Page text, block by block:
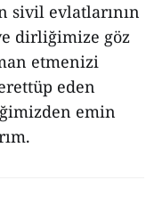
sivil evlatlarının
dirliğimize göz
etmenizi
eden
emin